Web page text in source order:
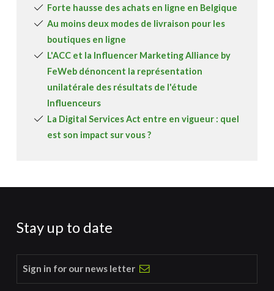
Forte hausse des achats en ligne en Belgique
Au moins deux modes de livraison pour les
boutiques en ligne
L'ACC et la Influencer Marketing Alliance by
FeWeb dénoncent la représentation
unilatérale des résultats de l'étude
Influenceurs
La Digital Services Act entre en vigueur : quel
est son impact sur vous ?
Stay up to date
Sign in for our news letter